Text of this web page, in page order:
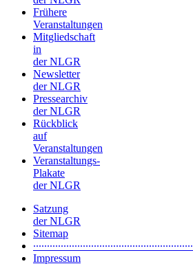
Frühere
Veranstaltungen
Mitgliedschaft
in
der NLGR
Newsletter
der NLGR
Pressearchiv
der NLGR
Rückblick
auf
Veranstaltungen
Veranstaltungs-
Plakate
der NLGR
Satzung
der NLGR
Sitemap
Impressum